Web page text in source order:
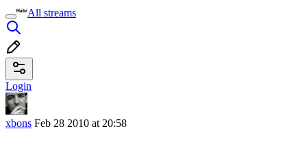
All streams
Login
xbons Feb 28 2010 at 20:58